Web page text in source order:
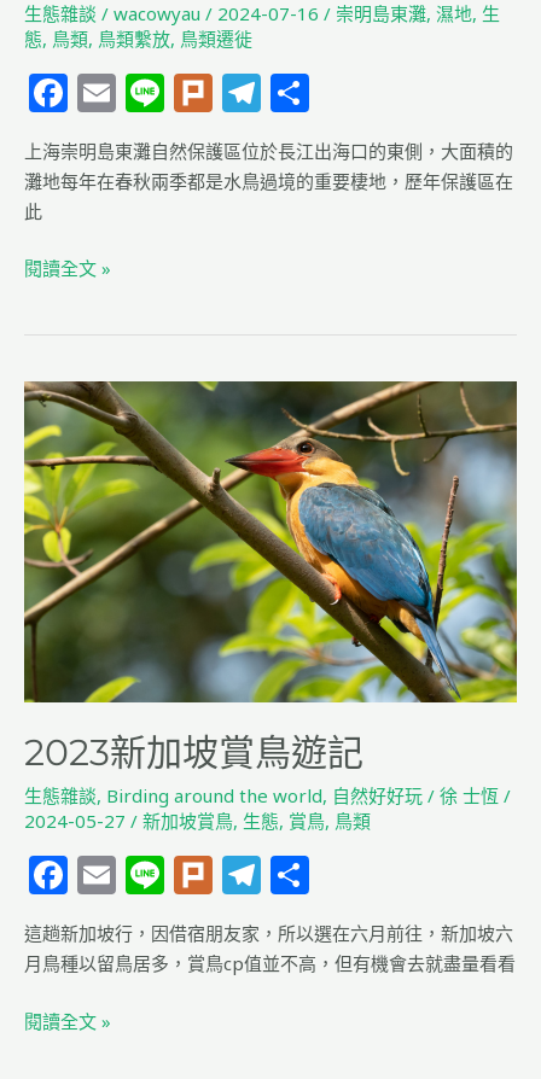
生態雜談 / wacowyau / 2024-07-16 / 崇明島東灘, 濕地, 生
態, 鳥類, 鳥類繫放, 鳥類遷徙
F
a
c
e
b
o
o
E
m
ai
l
Li
n
e
Pl
u
rk
T
el
e
g
享
上海崇明島東灘自然保護區位於長江出海口的東側，大面積的
灘地每年在春秋兩季都是水鳥過境的重要棲地，歷年保護區在
此
閱讀全文 »
2023新加坡賞鳥遊記
生態雜談, Birding around the world, 自然好好玩 / 徐 士恆 /
2024-05-27 / 新加坡賞鳥, 生態, 賞鳥, 鳥類
F
a
c
e
b
E
m
ai
l
Li
n
e
Pl
u
rk
T
el
e
g
享
這趟新加坡行，因借宿朋友家，所以選在六月前往，新加坡六
月鳥種以留鳥居多，賞鳥cp值並不高，但有機會去就盡量看看
2023
新
加
坡
賞
遊
記
閱讀全文 »